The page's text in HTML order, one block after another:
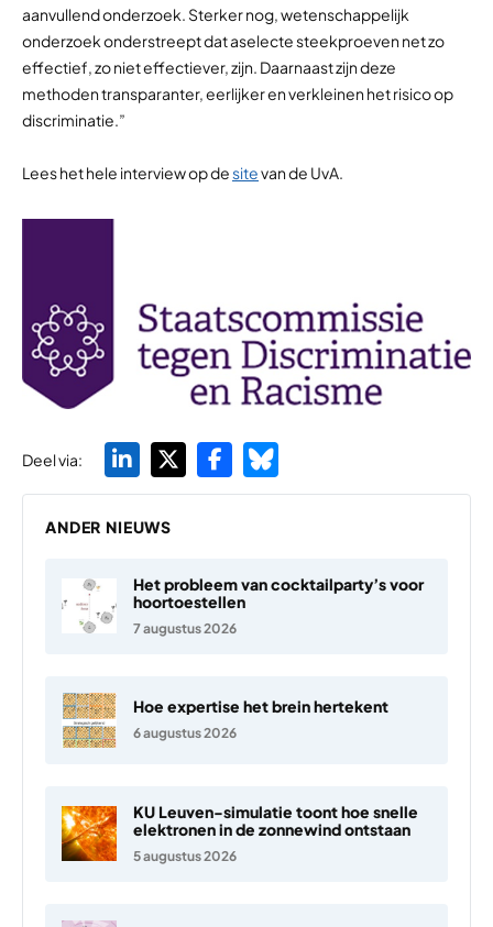
aanvullend onderzoek. Sterker nog, wetenschappelijk
onderzoek onderstreept dat aselecte steekproeven net zo
effectief, zo niet effectiever, zijn. Daarnaast zijn deze
methoden transparanter, eerlijker en verkleinen het risico op
discriminatie.”
Lees het hele interview op desitevan de UvA.
Deel via:
ANDER NIEUWS
Het probleem van cocktailparty’s voor
hoortoestellen
7 augustus 2026
Hoe expertise het brein hertekent
6 augustus 2026
KU Leuven-simulatie toont hoe snelle
elektronen in de zonnewind ontstaan
5 augustus 2026